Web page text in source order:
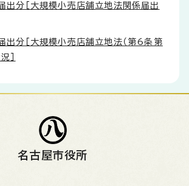
出分［大規模小売店舗立地法関係届出
出分［大規模小売店舗立地法（第6条第
］
名古屋市役所